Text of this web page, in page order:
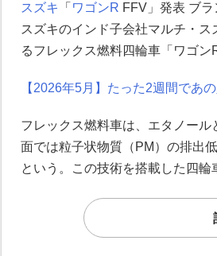
スズキ 「 ワゴンR FFV」発表 ブ
スズキのインド子会社マルチ・
るフレックス燃料四輪車「ワゴン
【2026年5月】たった2週間であ
フレックス燃料車は、エタノー
面では粒子状物質（PM）の排出
という。この技術を搭載した四輪